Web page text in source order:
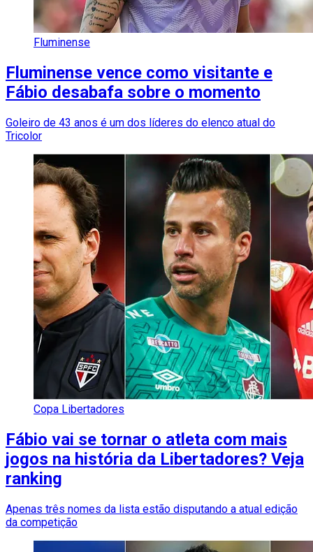
Fluminense
Fluminense vence como visitante e
Fábio desabafa sobre o momento
Goleiro de 43 anos é um dos líderes do elenco atual do
Tricolor
Copa Libertadores
Fábio vai se tornar o atleta com mais
jogos na história da Libertadores? Veja
ranking
Apenas três nomes da lista estão disputando a atual edição
da competição